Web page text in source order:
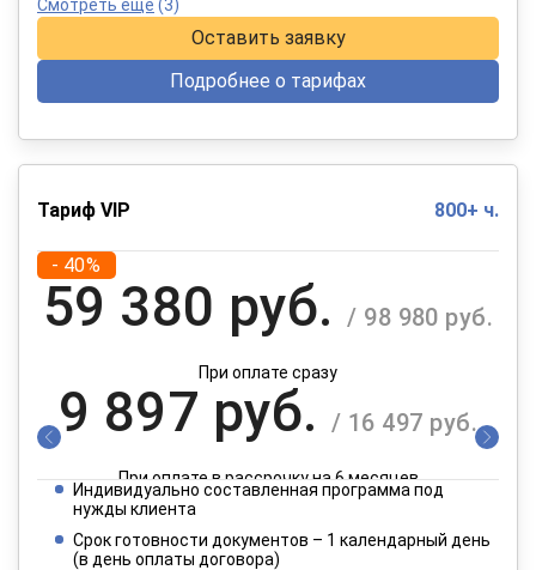
Смотреть еще (3)
Оставить заявку
Подробнее о тарифах
Тариф VIP 800+ ч.
- 40%
59 380 руб. / 98 980 руб.
При оплате сразу
9 897 руб. / 16 497 руб.
При оплате в рассрочку на 6 месяцев
4 949 руб. / 8 249 руб.
Индивидуально составленная программа под
нужды клиента
Срок готовности документов – 1 календарный день
(в день оплаты договора)